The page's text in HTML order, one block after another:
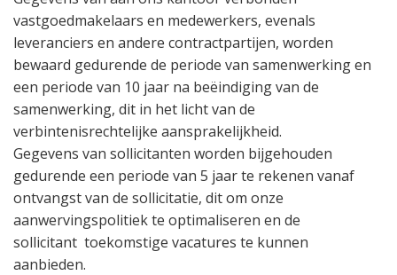
vastgoedmakelaars en medewerkers, evenals
leveranciers en andere contractpartijen, worden
bewaard gedurende de periode van samenwerking en
een periode van 10 jaar na beëindiging van de
samenwerking, dit in het licht van de
verbintenisrechtelijke aansprakelijkheid.
Gegevens van sollicitanten worden bijgehouden
gedurende een periode van 5 jaar te rekenen vanaf
ontvangst van de sollicitatie, dit om onze
aanwervingspolitiek te optimaliseren en de
sollicitant toekomstige vacatures te kunnen
aanbieden.